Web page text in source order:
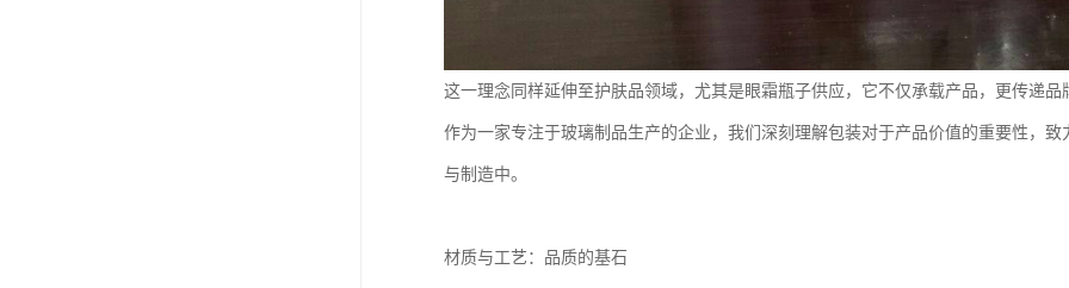
这一理念同样延伸至护肤品领域，尤其是眼霜瓶子供应，它不仅承载产品，更传递品
作为一家专注于玻璃制品生产的企业，我们深刻理解包装对于产品价值的重要性，
与制造中。
材质与工艺：品质的基石